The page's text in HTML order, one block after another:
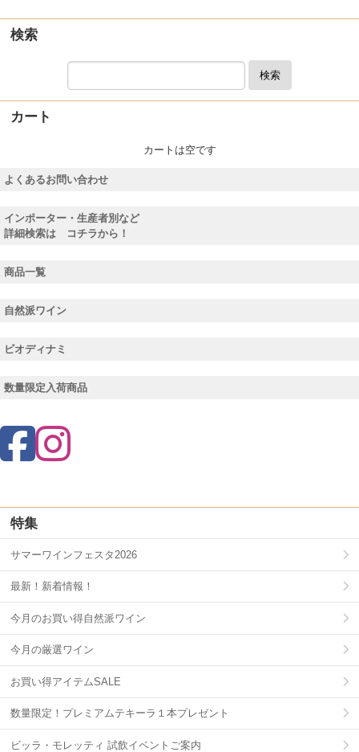
検索
検索
カート
カートは空です
よくあるお問い合わせ
インポーター・生産者別など
詳細検索は コチラから！
商品一覧
自然派ワイン
ビオディナミ
数量限定入荷商品
特集
サマーワインフェスタ2026
最新！新着情報！
今月のお買い得自然派ワイン
今月の厳選ワイン
お買い得アイテムSALE
数量限定！プレミアムテキーラ１本プレゼント
ビッラ・モレッティ 試飲イベントご案内